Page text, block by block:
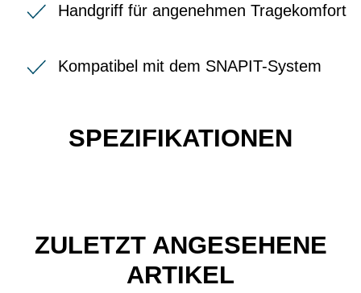
Handgriff für angenehmen Tragekomfort
Kompatibel mit dem SNAPIT-System
SPEZIFIKATIONEN
ZULETZT ANGESEHENE
ARTIKEL